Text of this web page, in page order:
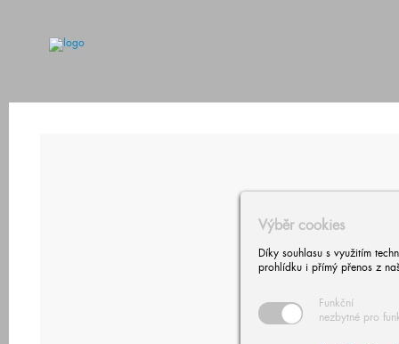
Výběr cookies
Díky souhlasu s využitím
prohlídku i přímý přenos z
Funkční
nezbytné pro